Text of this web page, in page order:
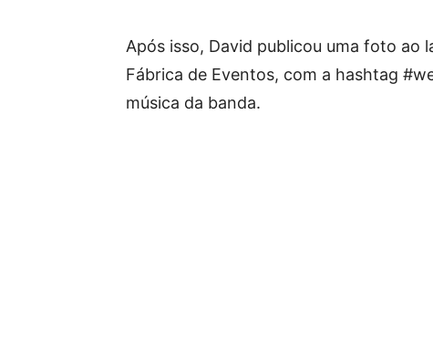
Após isso, David publicou uma foto ao
Fábrica de Eventos, com a hashtag
música da banda.